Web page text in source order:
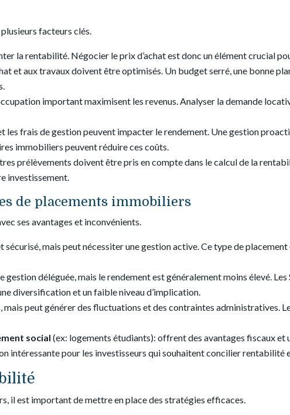
facteurs clés.
la rentabilité. Négocier le prix d’achat est donc un élément crucial
et aux travaux doivent être optimisés. Un budget serré, une bonne
important maximisent les revenus. Analyser la demande
les frais de gestion peuvent impacter le rendement. Une gestion
immobiliers peuvent réduire ces coûts.
prélèvements doivent être pris en compte dans le calcul de la
investissement.
de placements immobiliers
ses avantages et inconvénients.
mais peut nécessiter une gestion active. Ce type de
déléguée, mais le rendement est généralement moins élevé.
diversification et un faible niveau d’implication.
mais peut générer des fluctuations et des contraintes
social (ex: logements étudiants): offrent des avantages fiscaux et
intéressante pour les investisseurs qui souhaitent concilier rentabilité
il est important de mettre en place des stratégies efficaces.